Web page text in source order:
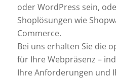
oder WordPress sein,
Shoplösungen wie
Commerce.
Bei uns erhalten Sie die
für Ihre Webpräsenz –
Ihre Anforderungen und